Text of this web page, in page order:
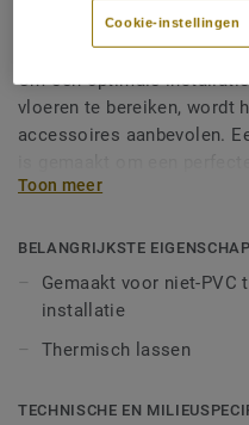
vloeren
Om een ​​optimale
vloeren te bereiken, wordt
accessoires aanbevolen.
niet-PVC thermoplastische
Toon meer
BELANGRIJKSTE
Gemaakt voor niet-PVC
installatie
Thermisch lassen
TECHNISCHE EN
Cookie-instellingen